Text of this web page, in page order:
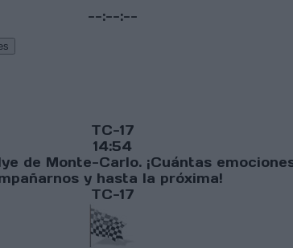
--:--:--
TC-17
14:54
de Monte-Carlo. ¡Cuántas
y hasta la próxima!
TC-17